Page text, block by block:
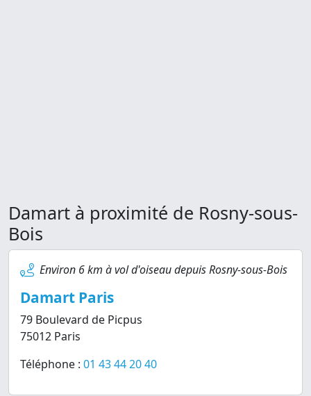
Damart à proximité de Rosny-sous-
Bois
Environ 6 km à vol d'oiseau depuis Rosny-sous-Bois
Damart Paris
79 Boulevard de Picpus
75012 Paris
Téléphone : 01 43 44 20 40